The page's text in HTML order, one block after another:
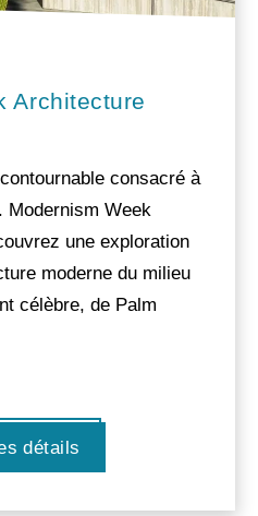
Architecture
consacré à
Modernism Week
une exploration
moderne du milieu
célèbre, de Palm
détails